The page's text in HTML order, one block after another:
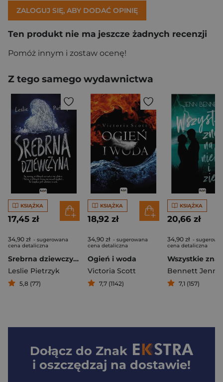
ZALOGUJ SIĘ, ABY DODAĆ OPINIĘ
Ten produkt nie ma jeszcze żadnych recenzji
Pomóż innym i zostaw ocenę!
Z tego samego wydawnictwa
KSIĄŻKA
17,45 zł
34,90 zł - sugerowana
cena detaliczna
Srebrna dziewczyna
Leslie Pietrzyk
5,8 (77)
KSIĄŻKA
18,92 zł
34,90 zł - sugerowana
cena detaliczna
Ogień i woda
Victoria Scott
7,7 (1142)
KSIĄŻKA
20,66 zł
34,90 zł -
cena detaliczna
Bennett Jenn
7,1 (157)
Dołącz do Znak
i oszczędzaj na dostawie!